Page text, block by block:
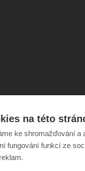
na této
ke shromažďování a
fungování funkcí ze